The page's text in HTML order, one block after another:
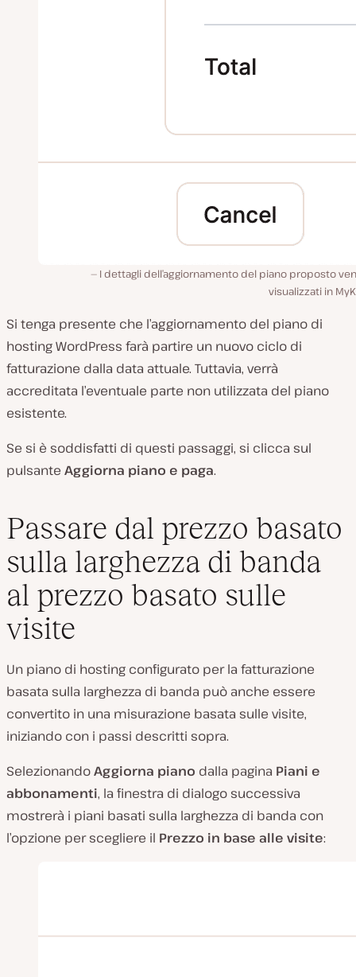
I dettagli dell’aggiornamento del piano proposto
visualizzati in
Si tenga presente che l’aggiornamento del piano di
hosting WordPress farà partire un nuovo ciclo di
fatturazione dalla data attuale. Tuttavia, verrà
accreditata l’eventuale parte non utilizzata del piano
esistente.
Se si è soddisfatti di questi passaggi, si clicca sul
pulsante Aggiorna piano e paga.
Passare dal prezzo basato
sulla larghezza di banda
al prezzo basato sulle
visite
Un piano di hosting configurato per la fatturazione
basata sulla larghezza di banda può anche essere
convertito in una misurazione basata sulle visite,
iniziando con i passi descritti sopra.
SelezionandoAggiorna piano dalla pagina Piani e
abbonamenti, la finestra di dialogo successiva
mostrerà i piani basati sulla larghezza di banda con
l’opzione per scegliere il Prezzo in base alle visite: